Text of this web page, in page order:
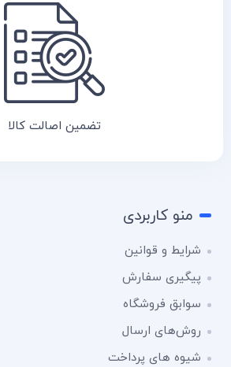
تضمین اصالت کالا
منو کاربردی
شرایط و قوانین
پیگیری سفارش
سوابق فروشگاه
روش‌های ارسال
شیوه های پرداخت